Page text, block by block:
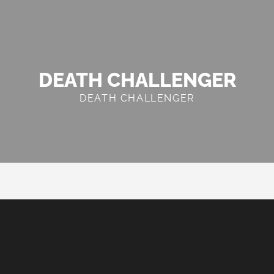
DEATH CHALLENGER
DEATH CHALLENGER